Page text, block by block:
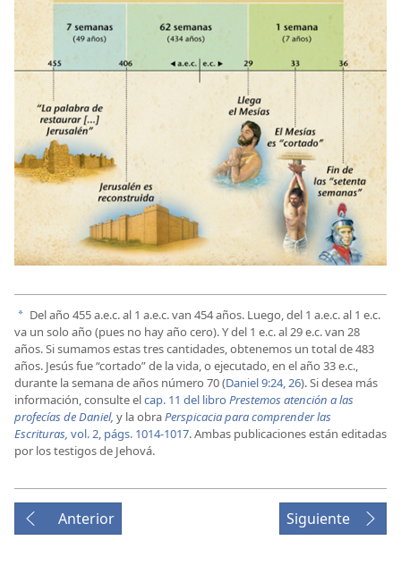
a Del año 455 a.e.c. al 1 a.e.c. van 454 años. Luego, del 1 a.e.c. al 1 e.c.
va un solo año (pues no hay año cero). Y del 1 e.c. al 29 e.c. van 28
años. Si sumamos estas tres cantidades, obtenemos un total de 483
años. Jesús fue “cortado” de la vida, o ejecutado, en el año 33 e.c.,
durante la semana de años número 70 (Daniel 9:24,26). Si desea más
información, consulte elcap. 11 del libro Prestemos atención a las
profecías de Daniel, y la obraPerspicacia para comprender las
Escrituras, vol. 2, págs. 1014-1017. Ambas publicaciones están editadas
por los testigos de Jehová.
Anterior Siguiente